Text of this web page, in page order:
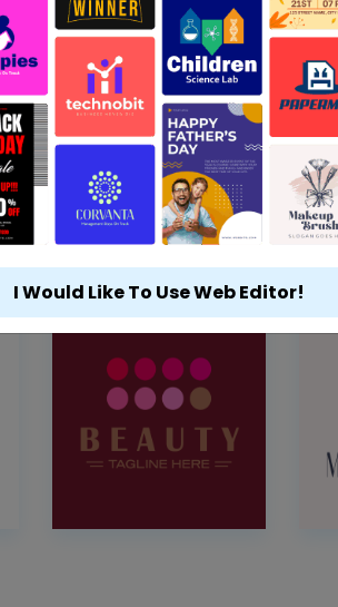
I Would Like To Use Web Editor!